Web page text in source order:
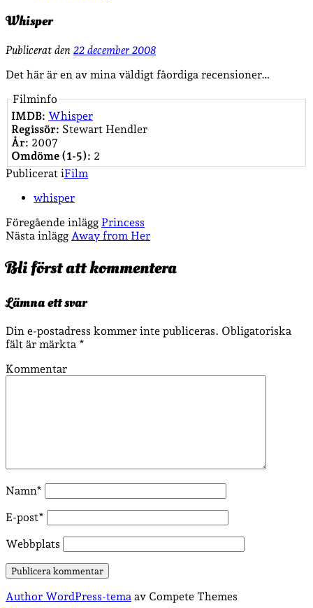
Whisper
Publicerat den 22 december 2008
Det här är en av mina väldigt fåordiga recensioner…
Filminfo
IMDB: Whisper
Regissör: Stewart Hendler
År: 2007
Omdöme (1-5): 2
Publicerat iFilm
whisper
Föregående inlägg Princess
Nästa inlägg Away from Her
Bli först att kommentera
Lämna ett svar
Din e-postadress kommer inte publiceras. Obligatoriska
fält är märkta *
Kommentar
Namn*
E-post*
Webbplats
Author WordPress-tema av Compete Themes